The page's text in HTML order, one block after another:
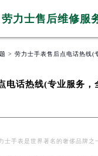
劳力士售后维修服
> 劳力士手表售后点电话热线(
电话热线(专业服务，
士手表是世界著名的奢侈品牌之